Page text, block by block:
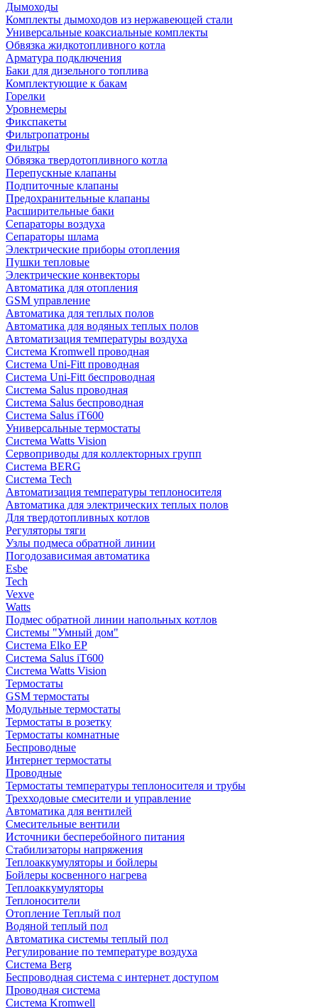
Дымоходы
Комплекты дымоходов из нержавеющей стали
Универсальные коаксиальные комплекты
Обвязка жидкотопливного котла
Арматура подключения
Баки для дизельного топлива
Комплектующие к бакам
Горелки
Уровнемеры
Фикспакеты
Фильтропатроны
Фильтры
Обвязка твердотопливного котла
Перепускные клапаны
Подпиточные клапаны
Предохранительные клапаны
Расширительные баки
Сепараторы воздуха
Сепараторы шлама
Электрические приборы отопления
Пушки тепловые
Электрические конвекторы
Автоматика для отопления
GSM управление
Автоматика для теплых полов
Автоматика для водяных теплых полов
Автоматизация температуры воздуха
Система Kromwell проводная
Система Uni-Fitt проводная
Система Uni-Fitt беспроводная
Система Salus проводная
Система Salus беспроводная
Система Salus iT600
Универсальные термостаты
Система Watts Vision
Сервоприводы для коллекторных групп
Система BERG
Система Tech
Автоматизация температуры теплоносителя
Автоматика для электрических теплых полов
Для твердотопливных котлов
Регуляторы тяги
Узлы подмеса обратной линии
Погодозависимая автоматика
Esbe
Tech
Vexve
Watts
Подмес обратной линии напольных котлов
Системы "Умный дом"
Система Elko EP
Система Salus iT600
Система Watts Vision
Термостаты
GSM термостаты
Модульные термостаты
Термостаты в розетку
Термостаты комнатные
Беспроводные
Интернет термостаты
Проводные
Термостаты температуры теплоносителя и трубы
Трехходовые смесители и управление
Автоматика для вентилей
Смесительные вентили
Источники бесперебойного питания
Стабилизаторы напряжения
Теплоаккумуляторы и бойлеры
Бойлеры косвенного нагрева
Теплоаккумуляторы
Теплоносители
Отопление Теплый пол
Водяной теплый пол
Автоматика системы теплый пол
Регулирование по температуре воздуха
Система Berg
Беспроводная система с интернет доступом
Проводная система
Система Kromwell